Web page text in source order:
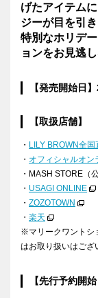
げたアイテム
ジーが目を引き
特別なホリデ
ョンをお見逃し
【発売開始日】
【取扱店舗】
・ LILY BROWN全国
・ オフィシャルオン
・ MASH STORE （
・ USAGI ONLINE
・ ZOZOTOWN
・ 楽天
※マリークワントシ
はお取り扱いはござ
【先行予約開